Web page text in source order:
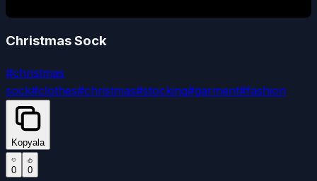
Christmas Sock
#christmas
sock#clothes#christmas#stocking#garment#fashion
Kopyala
0 0